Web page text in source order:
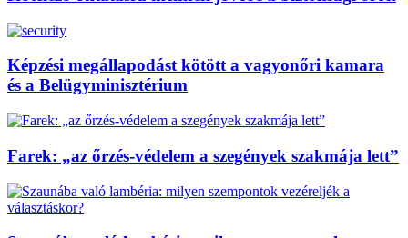
Képzési megállapodást kötött a vagyonőri kamara
és a Belügyminisztérium
Farek: „az őrzés-védelem a szegények szakmája lett”